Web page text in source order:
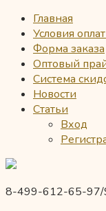
Главная
Условия
Форма заказа
Оптовый
Система
Новости
Статьи
Вход
8-499-612-65-97/